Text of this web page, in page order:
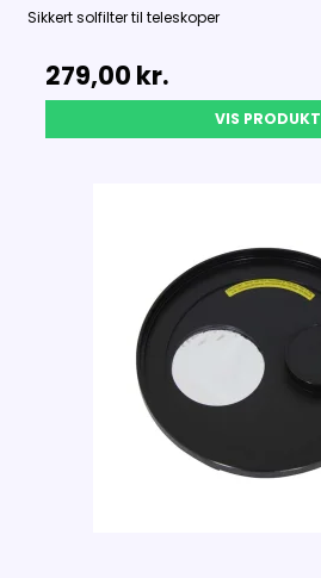
Sikkert solfilter til teleskoper
279,00 kr.
VIS PRODUKT